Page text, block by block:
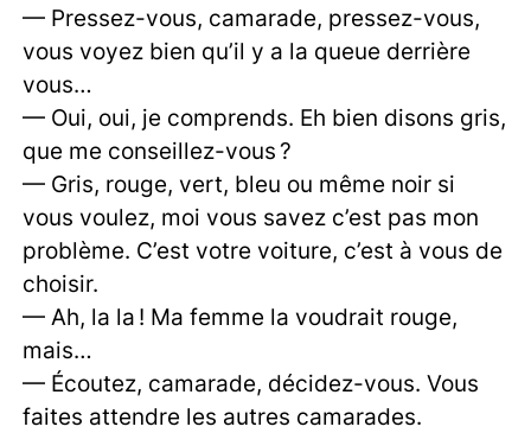
— Pressez-vous, camarade, pressez-vous,
vous voyez bien qu’il y a la queue derrière
vous…
— Oui, oui, je comprends. Eh bien disons gris,
que me conseillez-vous ?
— Gris, rouge, vert, bleu ou même noir si
vous voulez, moi vous savez c’est pas mon
problème. C’est votre voiture, c’est à vous de
choisir.
— Ah, la la ! Ma femme la voudrait rouge,
mais…
— Écoutez, camarade, décidez-vous. Vous
faites attendre les autres camarades.